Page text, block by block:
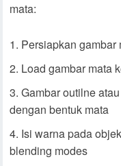
mata:
Persiapkan gambar
Load gambar mata
Gambar outilne
dengan bentuk mata
Isi warna pada
blending modes